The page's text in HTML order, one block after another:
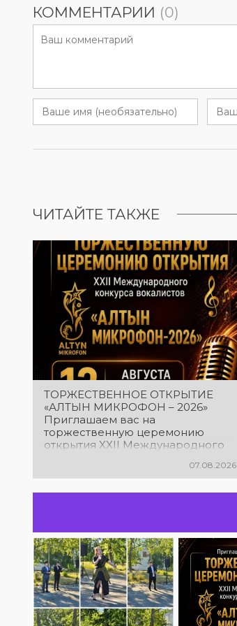
КОММЕНТАРИИ (0)
ЧИТАЙТЕ ТАКЖЕ
ТОРЖЕСТВЕННОЕ ОТКРЫТИЕ
«АЛТЫН МИКРОФОН – 2026»
Приглашаем вас на
торжественную церемонию
открытия XXII Международного
микрофон – 2026»! В этот день
талантливые исполнители из
разных стран встретятся на
творчества. Станьте свидетелями
начала большого вокального
состязания! Приходите
поддержать талантливых
исполнителей!
07.08.2026